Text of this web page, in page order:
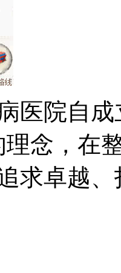
医院自
理念，在
求卓越